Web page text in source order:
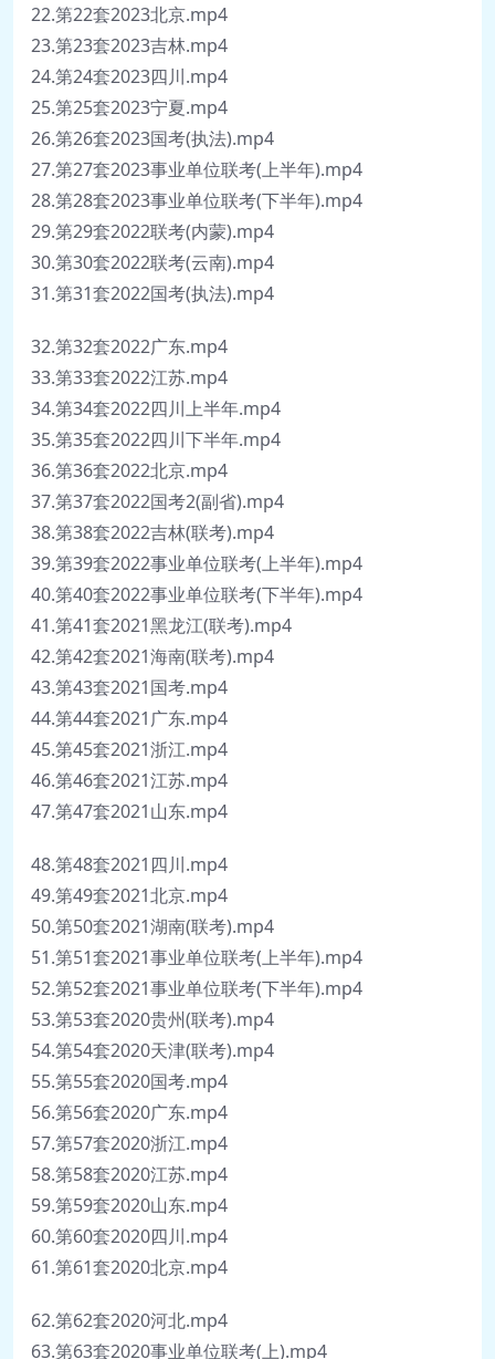
22.第22套2023北京.mp4
23.第23套2023吉林.mp4
24.第24套2023四川.mp4
25.第25套2023宁夏.mp4
26.第26套2023国考(执法).mp4
27.第27套2023事业单位联考(上半年).mp4
28.第28套2023事业单位联考(下半年).mp4
29.第29套2022联考(内蒙).mp4
30.第30套2022联考(云南).mp4
31.第31套2022国考(执法).mp4
32.第32套2022广东.mp4
33.第33套2022江苏.mp4
34.第34套2022四川上半年.mp4
35.第35套2022四川下半年.mp4
36.第36套2022北京.mp4
37.第37套2022国考2(副省).mp4
38.第38套2022吉林(联考).mp4
39.第39套2022事业单位联考(上半年).mp4
40.第40套2022事业单位联考(下半年).mp4
41.第41套2021黑龙江(联考).mp4
42.第42套2021海南(联考).mp4
43.第43套2021国考.mp4
44.第44套2021广东.mp4
45.第45套2021浙江.mp4
46.第46套2021江苏.mp4
47.第47套2021山东.mp4
48.第48套2021四川.mp4
49.第49套2021北京.mp4
50.第50套2021湖南(联考).mp4
51.第51套2021事业单位联考(上半年).mp4
52.第52套2021事业单位联考(下半年).mp4
53.第53套2020贵州(联考).mp4
54.第54套2020天津(联考).mp4
55.第55套2020国考.mp4
56.第56套2020广东.mp4
57.第57套2020浙江.mp4
58.第58套2020江苏.mp4
59.第59套2020山东.mp4
60.第60套2020四川.mp4
61.第61套2020北京.mp4
62.第62套2020河北.mp4
63.第63套2020事业单位联考(上).mp4